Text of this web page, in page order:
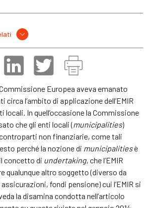
Commissione Europea aveva emanato
l’ambito di applicazione dell’EMIR
locali. In quell’occasione la Commissione
che gli enti locali (municipalities)
non finanziarie, come tali
perché la nozione di municipalitiesè
concetto di undertaking, che l’EMIR
qualunque altro soggetto (diverso da
fondi pensione) cui l’EMIR si
la disamina condotta nell’articolo